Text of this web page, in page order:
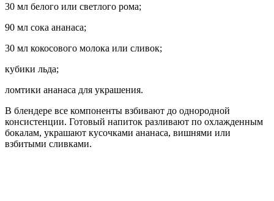
30 мл белого или светлого рома;
90 мл сока ананаса;
30 мл кокосового молока или сливок;
кубики льда;
ломтики ананаса для украшения.
В блендере все компоненты взбивают до однородной
консистенции. Готовый напиток разливают по охлажденным
бокалам, украшают кусочками ананаса, вишнями или
взбитыми сливками.